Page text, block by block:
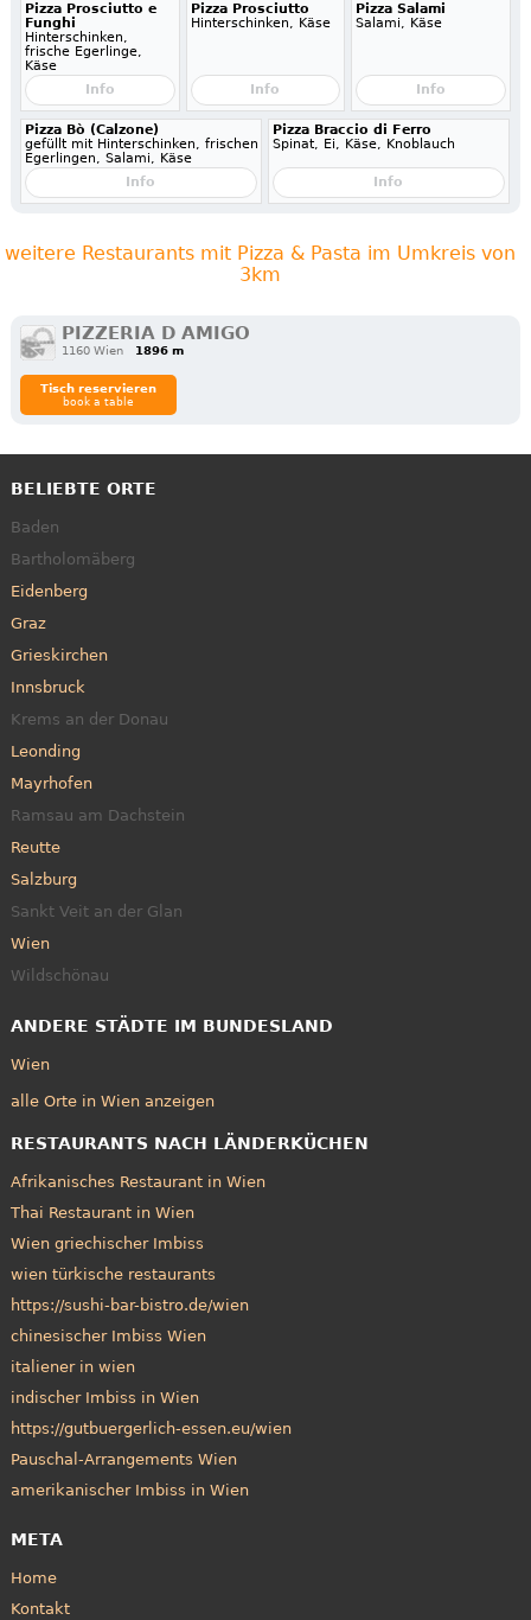
Pizza Prosciutto e
Funghi
Hinterschinken,
frische Egerlinge,
Käse
Info
Pizza Prosciutto
Hinterschinken, Käse
Info
Pizza Salami
Salami, Käse
Info
Pizza Bò (Calzone)
gefüllt mit Hinterschinken, frischen
Egerlingen, Salami, Käse
Info
Pizza Braccio di Ferro
Spinat, Ei, Käse, Knoblauch
Info
weitere Restaurants mit Pizza & Pasta im Umkreis von
3km
PIZZERIA D AMIGO
1160 Wien 1896 m
Tisch reservieren
book a table
BELIEBTE ORTE
Baden
Bartholomäberg
Eidenberg
Graz
Grieskirchen
Innsbruck
Krems an der Donau
Leonding
Mayrhofen
Ramsau am Dachstein
Reutte
Salzburg
Sankt Veit an der Glan
Wien
Wildschönau
ANDERE STÄDTE IM BUNDESLAND
Wien
alle Orte in Wien anzeigen
RESTAURANTS NACH LÄNDERKÜCHEN
Afrikanisches Restaurant in Wien
Thai Restaurant in Wien
Wien griechischer Imbiss
wien türkische restaurants
https://sushi-bar-bistro.de/wien
chinesischer Imbiss Wien
italiener in wien
indischer Imbiss in Wien
https://gutbuergerlich-essen.eu/wien
Pauschal-Arrangements Wien
amerikanischer Imbiss in Wien
META
Home
Kontakt